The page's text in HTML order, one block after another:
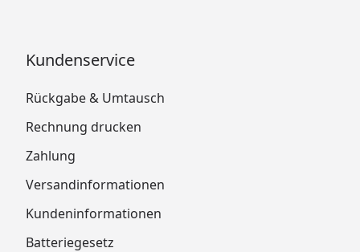
Kundenservice
Rückgabe & Umtausch
Rechnung drucken
Zahlung
Versandinformationen
Kundeninformationen
Batteriegesetz